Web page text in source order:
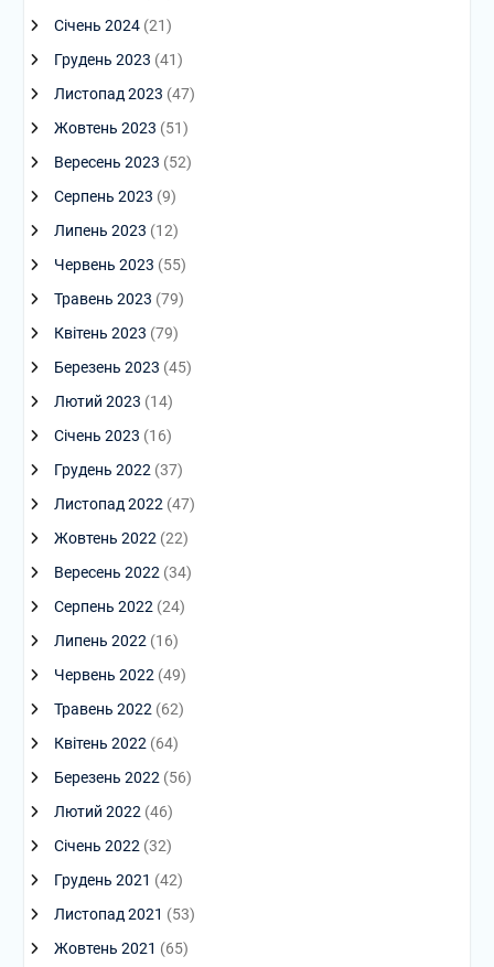
Січень 2024(21)
Грудень 2023 (41)
Листопад 2023 (47)
Жовтень 2023 (51)
Вересень 2023 (52)
Серпень 2023 (9)
Липень 2023 (12)
Червень 2023 (55)
Травень 2023 (79)
Квітень 2023 (79)
Березень 2023 (45)
Лютий 2023 (14)
Січень 2023 (16)
Грудень 2022 (37)
Листопад 2022 (47)
Жовтень 2022 (22)
Вересень 2022 (34)
Серпень 2022 (24)
Липень 2022 (16)
Червень 2022 (49)
Травень 2022 (62)
Квітень 2022 (64)
Березень 2022 (56)
Лютий 2022 (46)
Січень 2022 (32)
Грудень 2021 (42)
Листопад 2021 (53)
Жовтень 2021 (65)